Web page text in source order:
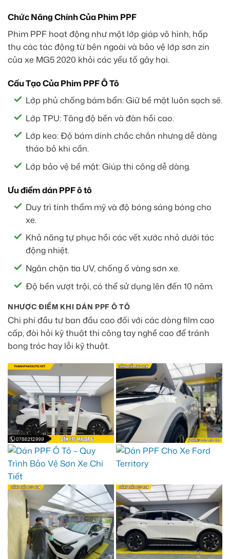
Chức Năng Chính Của Phim PPF
Phim PPF hoạt động như một lớp giáp vô hình, hấp
thụ các tác động từ bên ngoài và bảo vệ lớp sơn zin
của xe MG5 2020 khỏi các yếu tố gây hại.
Cấu Tạo Của Phim PPF Ô Tô
Lớp phủ chống bám bẩn: Giữ bề mặt luôn sạch sẽ.
Lớp TPU: Tăng độ bền và đàn hồi cao.
Lớp keo: Độ bám dính chắc chắn nhưng dễ dàng
tháo bỏ khi cần.
Lớp bảo vệ bề mặt: Giúp thi công dễ dàng.
Ưu điểm dán PPF ô tô
Duy trì tính thẩm mỹ và độ bóng sáng bóng cho
xe.
Khả năng tự phục hồi các vết xước nhỏ dưới tác
động nhiệt.
Ngăn chặn tia UV, chống ố vàng sơn xe.
Độ bền vượt trội, có thể sử dụng lên đến 10 năm.
NHƯỢC ĐIỂM KHI DÁN PPF Ô TÔ
Chi phí đầu tư ban đầu cao đối với các dòng film cao
cấp, đòi hỏi kỹ thuật thi công tay nghề cao để tránh
bong tróc hay lỗi kỹ thuật.